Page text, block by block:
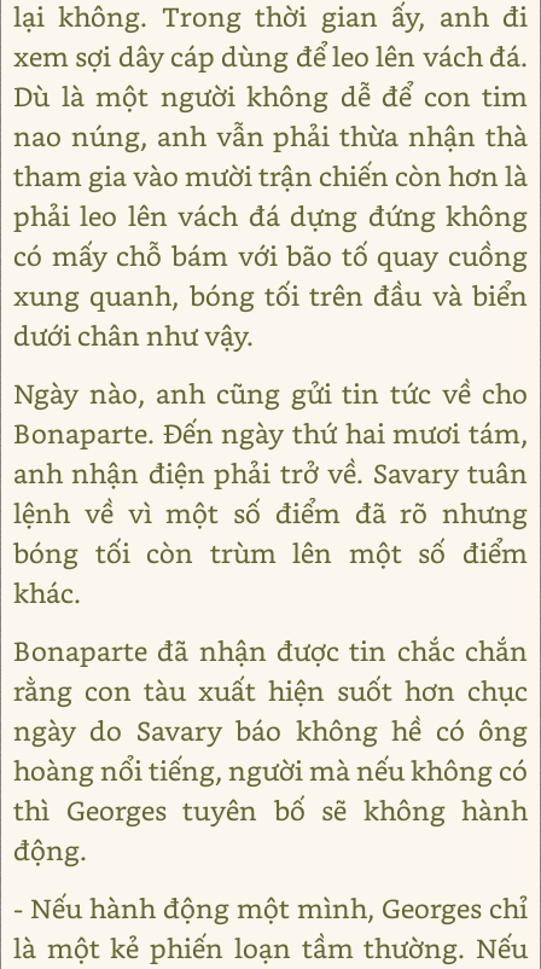
lại không. Trong thời gian ấy, anh đi
xem sợi dây cáp dùng để leo lên vách đá.
Dù là một người không dễ để con tim
nao núng, anh vẫn phải thừa nhận thà
tham gia vào mười trận chiến còn hơn là
phải leo lên vách đá dựng đứng không
có mấy chỗ bám với bão tố quay cuồng
xung quanh, bóng tối trên đầu và biển
dưới chân như vậy.
Ngày nào, anh cũng gửi tin tức về cho
Bonaparte. Đến ngày thứ hai mươi tám,
anh nhận điện phải trở về. Savary tuân
lệnh về vì một số điểm đã rõ nhưng
bóng tối còn trùm lên một số điểm
khác.
Bonaparte đã nhận được tin chắc chắn
rằng con tàu xuất hiện suốt hơn chục
ngày do Savary báo không hề có ông
hoàng nổi tiếng, người mà nếu không có
thì Georges tuyên bố sẽ không hành
động.
- Nếu hành động một mình, Georges chỉ
là một kẻ phiến loạn tầm thường. Nếu